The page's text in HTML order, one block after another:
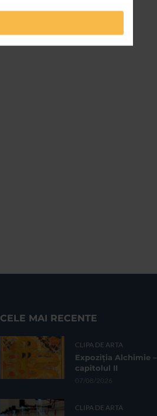
CELE MAI RECENTE
CLIPA DE ARTA
Expoziția Alchimie –
capitolul II
07/08/2026
CLIPA DE ARTA